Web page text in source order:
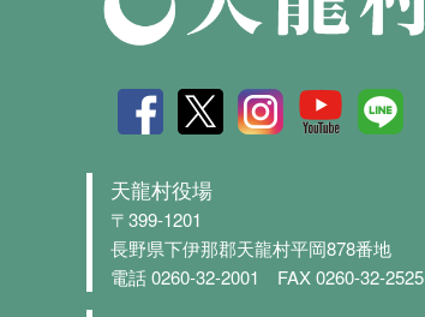
天龍村役場
〒399-1201
長野県下伊那郡天龍村平岡878番地
電話 0260-32-2001 FAX 0260-32-2525